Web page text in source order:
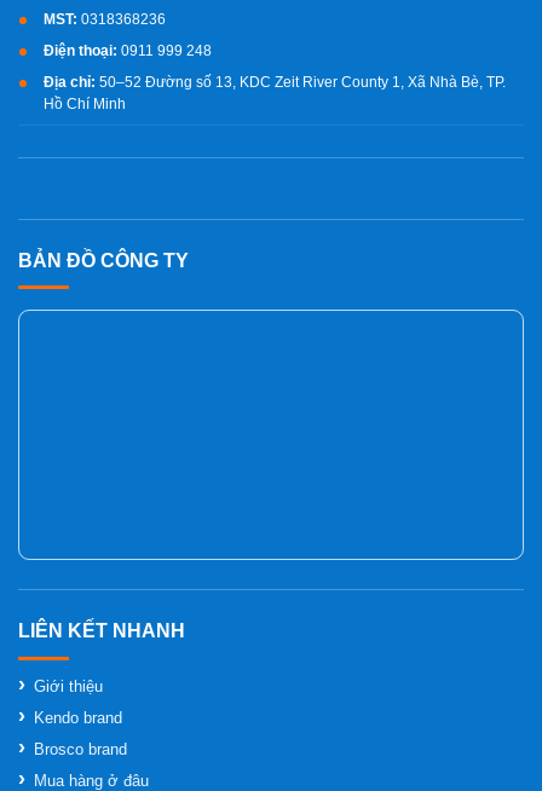
BẢN ĐỒ CÔNG TY
Giới thiệu
Kendo brand
Brosco brand
Mua hàng ở đâu
MST: 0318368236
Điện thoại: 0911 999 248
Địa chỉ: 50–52 Đường số 13, KDC Zeit River County 1, Xã Nhà Bè, TP.
Hồ Chí Minh